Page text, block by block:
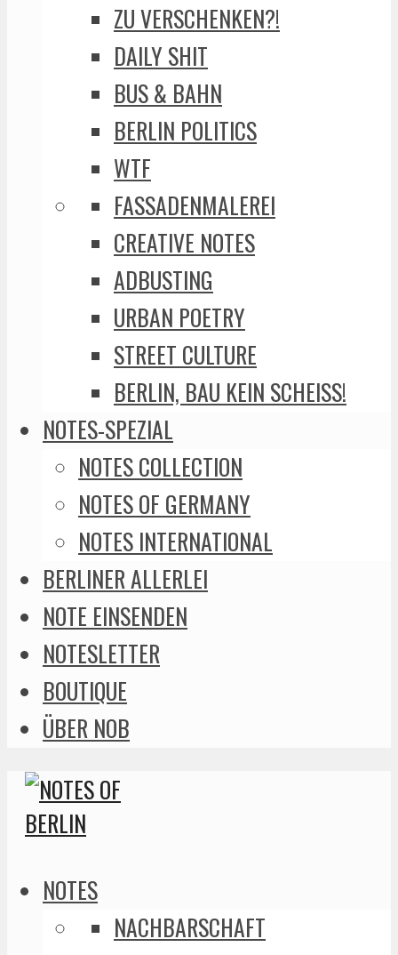
ZU VERSCHENKEN?!
DAILY SHIT
BUS & BAHN
BERLIN POLITICS
WTF
FASSADENMALEREI
CREATIVE NOTES
ADBUSTING
URBAN POETRY
STREET CULTURE
BERLIN, BAU KEIN SCHEISS!
NOTES-SPEZIAL
NOTES COLLECTION
NOTES OF GERMANY
NOTES INTERNATIONAL
BERLINER ALLERLEI
NOTE EINSENDEN
NOTESLETTER
BOUTIQUE
ÜBER NOB
NOTES
NACHBARSCHAFT